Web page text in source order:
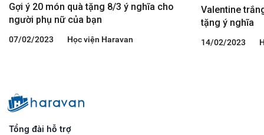
Gợi ý 20 món quà tặng 8/3 ý nghĩa cho
người phụ nữ của bạn
07/02/2023 Học viện Haravan
Valentine
tặng ý nghĩa
14/02/2023
Tổng đài hỗ trợ